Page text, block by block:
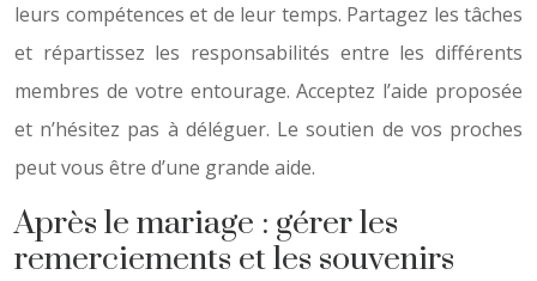
leurs compétences et de leur temps. Partagez les tâches
et répartissez les responsabilités entre les différents
membres de votre entourage. Acceptez l’aide proposée
et n’hésitez pas à déléguer. Le soutien de vos proches
peut vous être d’une grande aide.
Après le mariage : gérer les
remerciements et les souvenirs